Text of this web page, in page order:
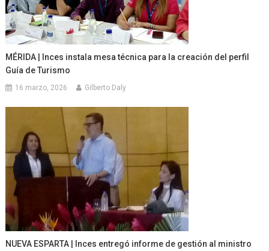
MÉRIDA | Inces instala mesa técnica para la creación del perfil
Guía de Turismo
16 marzo, 2026 Gilberto Daly
NUEVA ESPARTA | Inces entregó informe de gestión al ministro